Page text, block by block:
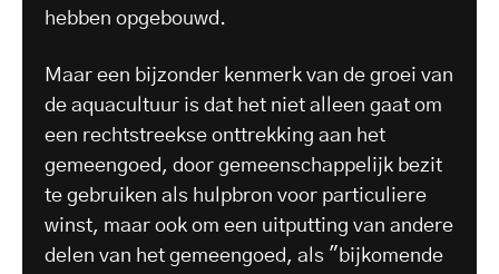
hebben opgebouwd.
Maar een bijzonder kenmerk van de groei van
de aquacultuur is dat het niet alleen gaat om
een rechtstreekse onttrekking aan het
gemeengoed, door gemeenschappelijk bezit
te gebruiken als hulpbron voor particuliere
winst, maar ook om een uitputting van andere
delen van het gemeengoed, als "bijkomende